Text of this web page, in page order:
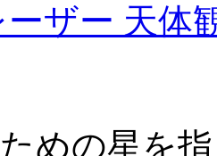
ザー 天体
めの星を